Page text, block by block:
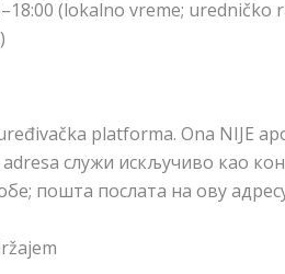
(lokalno vreme;
platforma. Ona NIJE
служи искључиво као
пошта послата на ову